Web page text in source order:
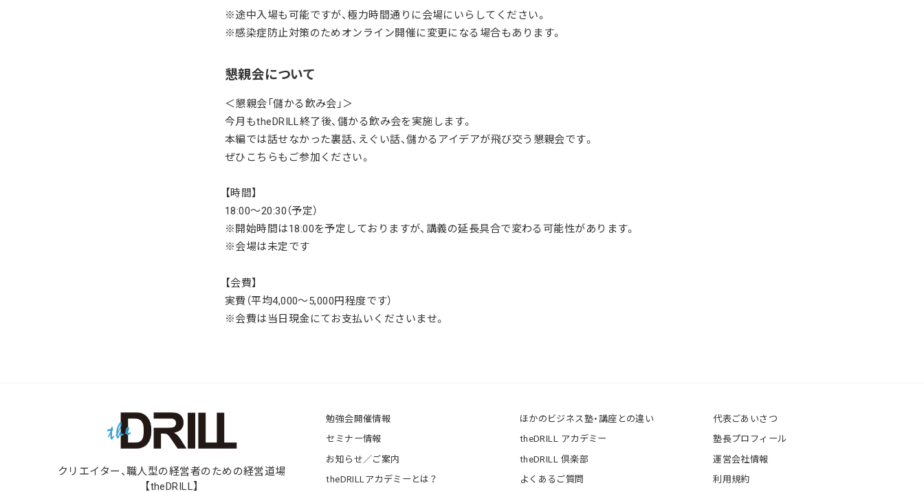
※途中入場も可能ですが、極力時間通りに会場にいらしてください。
※感染症防止対策のためオンライン開催に変更になる場合もあります。
懇親会について
＜懇親会「儲かる飲み会」＞
今月もtheDRILL終了後、儲かる飲み会を実施します。
本編では話せなかった裏話、えぐい話、儲かるアイデアが飛び交う懇親会です。
ぜひこちらもご参加ください。
【時間】
18:00～20:30（予定）
※開始時間は18:00を予定しておりますが、講義の延長具合で変わる可能性があります。
※会場は未定です
【会費】
実費（平均4,000〜5,000円程度です）
※会費は当日現金にてお支払いくださいませ。
クリエイター、職人型の経営者のための経営道場
【theDRILL】
勉強会開催情報
セミナー情報
お知らせ／ご案内
theDRILLアカデミーとは？
ほかのビジネス塾・講座との違い
theDRILL アカデミー
theDRILL 倶楽部
よくあるご質問
代表ごあいさつ
塾長プロフィール
運営会社情報
利用規約